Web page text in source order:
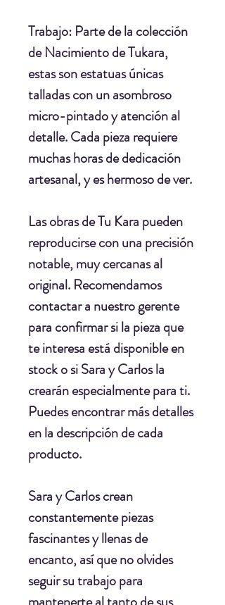
Trabajo: Parte de la colección
de Nacimiento de Tukara,
estas son estatuas únicas
talladas con un asombroso
micro-pintado y atención al
detalle. Cada pieza requiere
muchas horas de dedicación
artesanal, y es hermoso de ver.
Las obras de Tu Kara pueden
reproducirse con una precisión
notable, muy cercanas al
original. Recomendamos
contactar a nuestro gerente
para confirmar si la pieza que
te interesa está disponible en
stock o si Sara y Carlos la
crearán especialmente para ti.
Puedes encontrar más detalles
en la descripción de cada
producto.
Sara y Carlos crean
constantemente piezas
fascinantes y llenas de
encanto, así que no olvides
seguir su trabajo para